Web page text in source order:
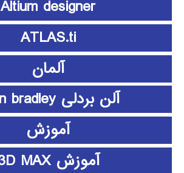
Altium designer
ATLAS.ti
آلمان
آلن بردلی Allen bradley
آموزش
آموزش 3D MAX